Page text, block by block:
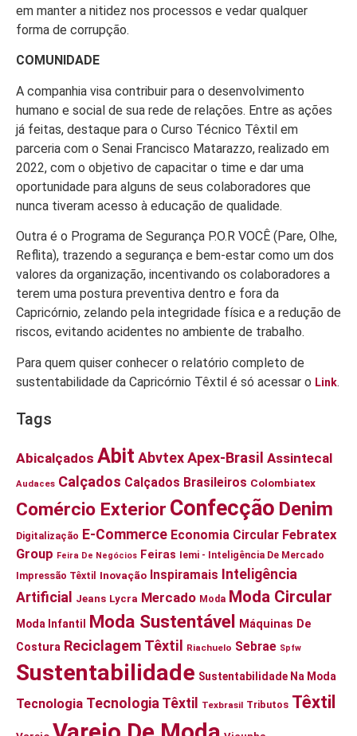
em manter a nitidez nos processos e vedar qualquer
forma de corrupção.
COMUNIDADE
A companhia visa contribuir para o desenvolvimento
humano e social de sua rede de relações. Entre as ações
já feitas, destaque para o Curso Técnico Têxtil em
parceria com o Senai Francisco Matarazzo, realizado em
2022, com o objetivo de capacitar o time e dar uma
oportunidade para alguns de seus colaboradores que
nunca tiveram acesso à educação de qualidade.
Outra é o Programa de Segurança P.O.R VOCÊ (Pare, Olhe,
Reflita), trazendo a segurança e bem-estar como um dos
valores da organização, incentivando os colaboradores a
terem uma postura preventiva dentro e fora da
Capricórnio, zelando pela integridade física e a redução de
riscos, evitando acidentes no ambiente de trabalho.
Para quem quiser conhecer o relatório completo de
sustentabilidade da Capricórnio Têxtil é só acessar o Link.
Tags
Abicalçados Abit AbvtexApex-Brasil Assintecal
Audaces Calçados Calçados Brasileiros Colombiatex
Comércio Exterior Confecção Denim
Digitalização E-Commerce Economia Circular Febratex
Group Feira De Negócios Feiras Iemi - Inteligência De Mercado
Impressão Têxtil Inovação Inspiramais Inteligência
Artificial
Jeans Lycra Mercado Moda Moda Circular
Moda Infantil Moda Sustentável Máquinas De
Costura Reciclagem Têxtil Riachuelo Sebrae Spfw
Sustentabilidade Sustentabilidade Na Moda
Tecnologia Tecnologia Têxtil Texbrasil Tributos Têxtil